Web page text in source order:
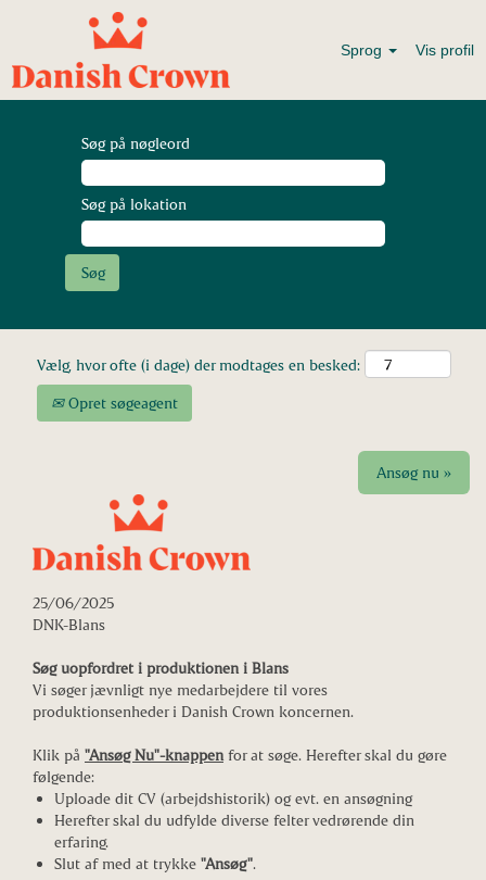
Sprog Vis profil
Søg på nøgleord
Søg på lokation
Vælg, hvor ofte (i dage) der modtages en besked:
Opret søgeagent
Ansøg nu »
25/06/2025
DNK-Blans
Søg uopfordret i produktionen i Blans
Vi søger jævnligt nye medarbejdere til vores
produktionsenheder i Danish Crown koncernen.
Klik på "Ansøg Nu"-knappen for at søge. Herefter skal du gøre
følgende:
Uploade dit CV (arbejdshistorik) og evt. en ansøgning
Herefter skal du udfylde diverse felter vedrørende din
erfaring.
Slut af med at trykke "Ansøg".